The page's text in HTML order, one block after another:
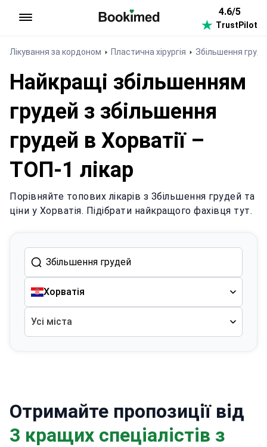
4.6/5
TrustPilot
Лікування за кордоном Пластична хірургія Збільшення
Найкращі збільшенням
грудей з збільшення
грудей в Хорватії –
ТОП-1 лікар
Порівняйте топових лікарів з Збільшення грудей та
ціни у Хорватія. Підібрати найкращого фахівця тут.
Хорватія
Усі міста
Отримайте пропозиції від
3 кращих спеціалістів з